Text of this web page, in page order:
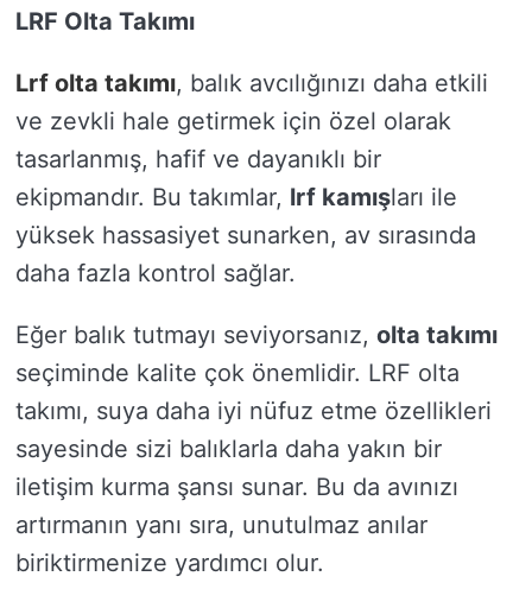
LRF Olta Takımı
Lrf olta takımı, balık avcılığınızı daha etkili
ve zevkli hale getirmek için özel olarak
tasarlanmış, hafif ve dayanıklı bir
ekipmandır. Bu takımlar, lrf kamışları ile
yüksek hassasiyet sunarken, av sırasında
daha fazla kontrol sağlar.
Eğer balık tutmayı seviyorsanız, olta takımı
seçiminde kalite çok önemlidir. LRF olta
takımı, suya daha iyi nüfuz etme özellikleri
sayesinde sizi balıklarla daha yakın bir
iletişim kurma şansı sunar. Bu da avınızı
artırmanın yanı sıra, unutulmaz anılar
biriktirmenize yardımcı olur.